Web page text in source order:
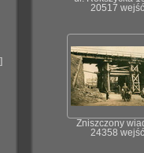
20517 wejść
Zniszczony
24358 wejść